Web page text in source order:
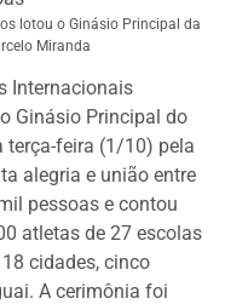
lotou o Ginásio Principal da
Miranda
Internacionais
Ginásio Principal do
terça-feira (1/10) pela
alegria e união entre
pessoas e contou
atletas de 27 escolas
cidades, cinco
A cerimônia foi